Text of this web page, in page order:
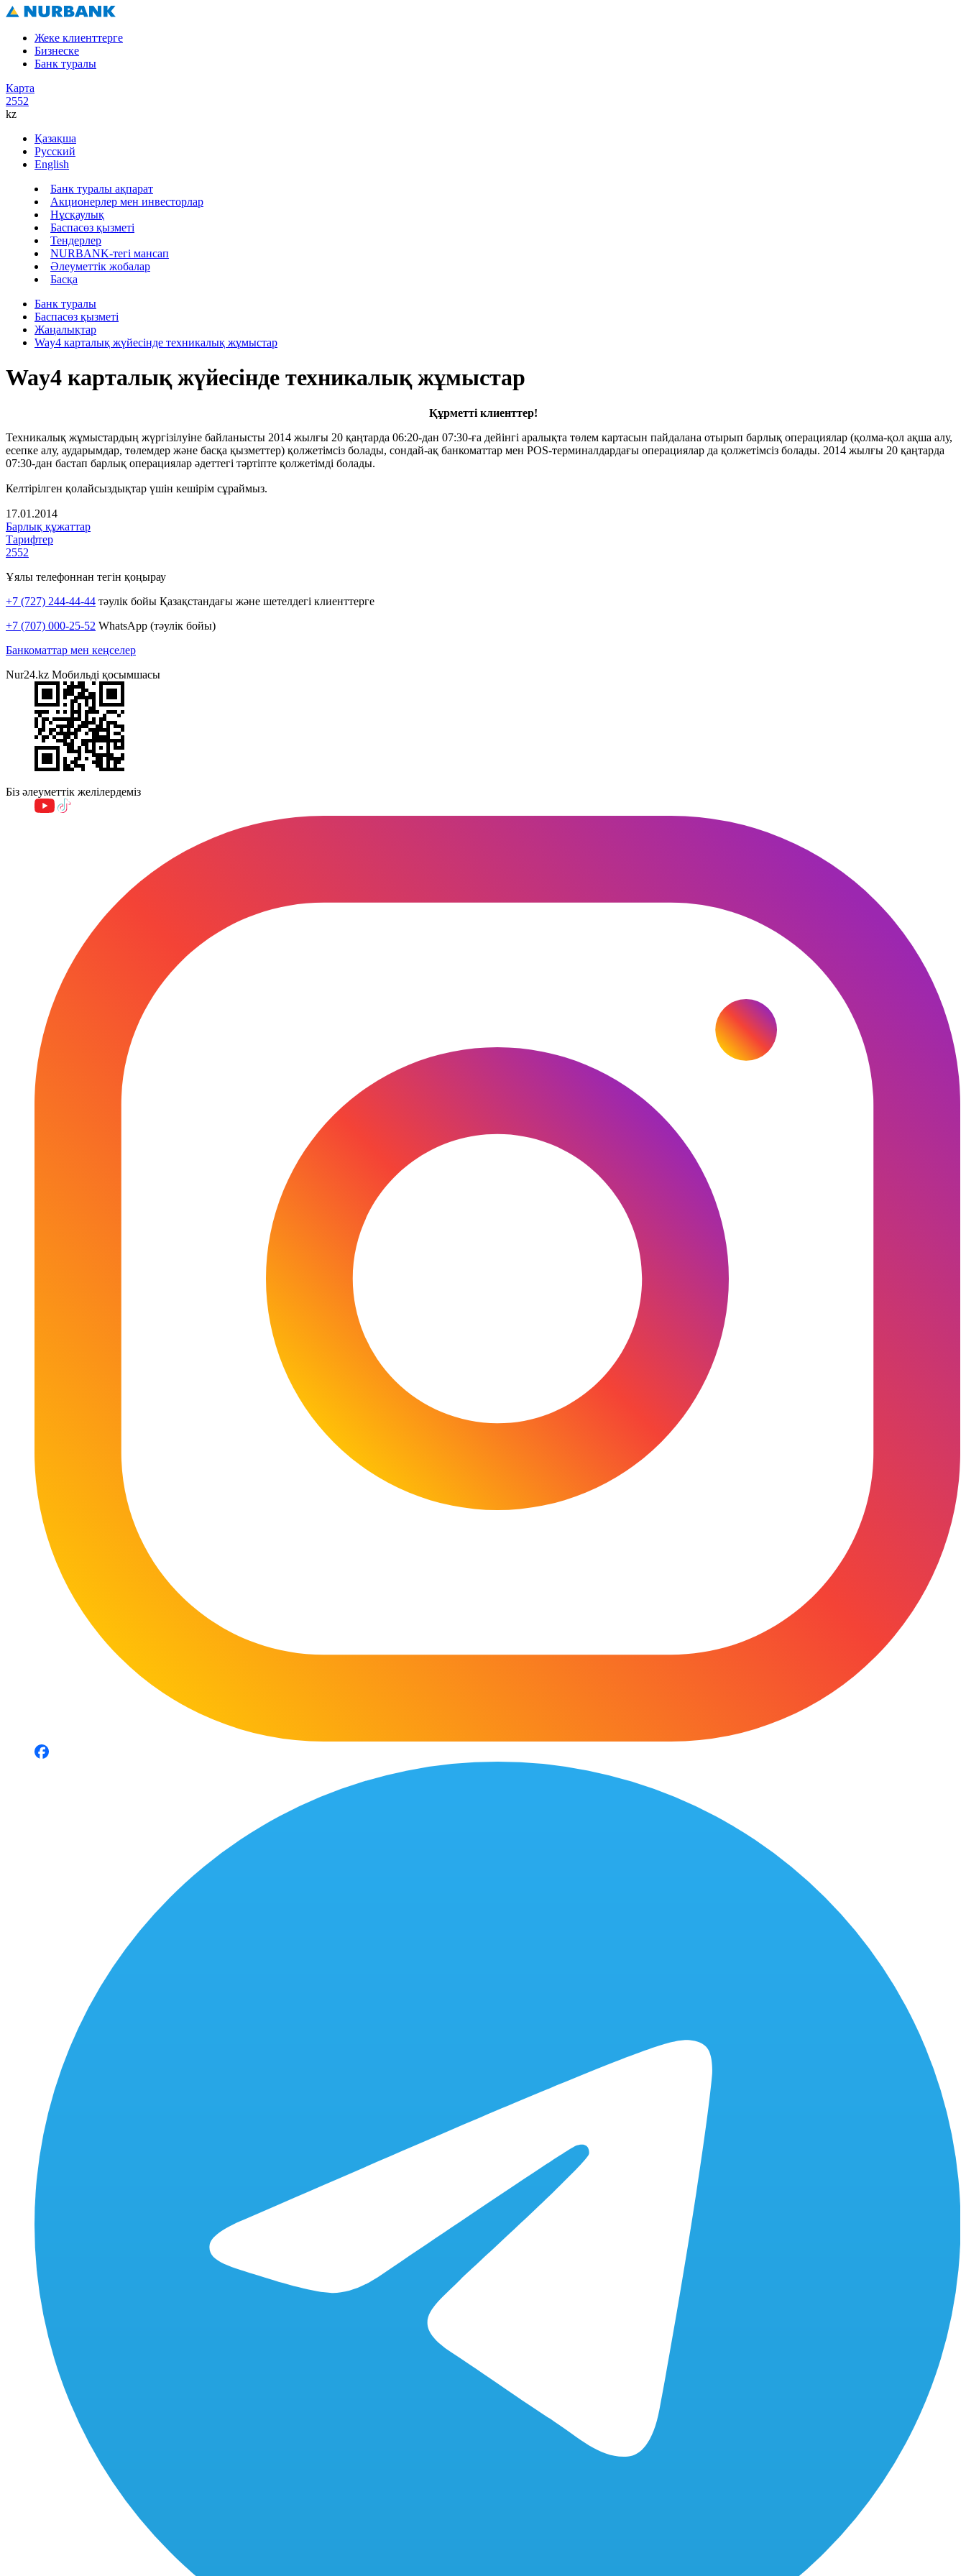
Жеке клиенттерге
Бизнеске
Банк туралы
Карта
2552
kz
Қазақша
Русский
English
Банк туралы ақпарат
Акционерлер мен инвесторлар
Нұсқаулық
Баспасөз қызметі
Тендерлер
NURBANK-тегі мансап
Әлеуметтік жобалар
Басқа
Банк туралы
Баспасөз қызметі
Жаңалықтар
Way4 карталық жүйесінде техникалық жұмыстар
Way4 карталық жүйесінде техникалық жұмыстар
Құрметті клиенттер!
Техникалық жұмыстардың жүргізілуіне байланысты 2014 жылғы 20 қаңтарда 06:20-дан 07:30-ға дейінгі аралықта төлем картасын пайдалана отырып барлық операциялар (қолма-қол ақша алу,
есепке алу, аударымдар, төлемдер және басқа қызметтер) қолжетімсіз болады, сондай-ақ банкоматтар мен POS-терминалдардағы операциялар да қолжетімсіз болады. 2014 жылғы 20 қаңтарда
07:30-дан бастап барлық операциялар әдеттегі тәртіпте қолжетімді болады.
Келтірілген қолайсыздықтар үшін кешірім сұраймыз.
17.01.2014
Барлық құжаттар
Тарифтер
2552
Ұялы телефоннан тегін қоңырау
+7 (727) 244-44-44 тәулік бойы Қазақстандағы және шетелдегі клиенттерге
+7 (707) 000-25-52 WhatsApp (тәулік бойы)
Банкоматтар мен кеңселер
Nur24.kz Мобильді қосымшасы
Біз әлеуметтік желілердеміз